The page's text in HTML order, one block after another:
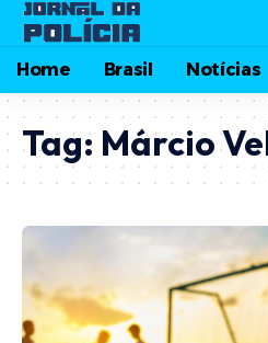
Home Brasil Notícias
Tag: Márcio